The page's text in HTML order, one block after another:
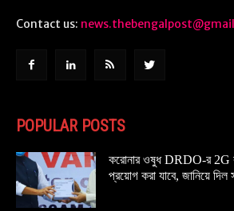
Contact us:
POPULAR POSTS
করোনার ওষুধ DRDO-র 2G
প্রয়োগ করা যাবে, জানিয়ে দিল